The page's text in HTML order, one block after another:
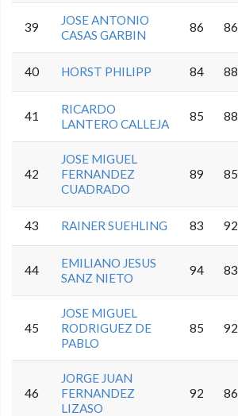
39
JOSE ANTONIO
CASAS GARBIN
86 86
40 HORST PHILIPP 84 88
41
RICARDO
LANTERO CALLEJA
85 88
42
JOSE MIGUEL
FERNANDEZ
CUADRADO
89 85
43 RAINER SUEHLING 83 92
44
EMILIANO JESUS
SANZ NIETO
94 83
45
JOSE MIGUEL
RODRIGUEZ DE
PABLO
85 92
46
JORGE JUAN
FERNANDEZ
LIZASO
92 86